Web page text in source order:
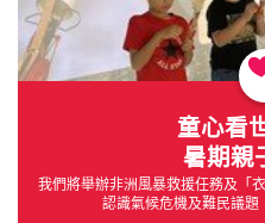
童心看
暑期親
我們將舉辦非洲風暴救援任務及「
認識氣候危機及難民議題